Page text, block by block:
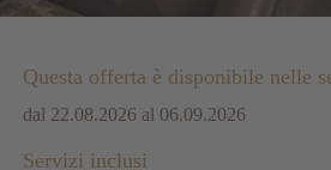
Questa offerta è disponibile nelle
dal 22.08.2026 al 06.09.2026
Servizi inclusi